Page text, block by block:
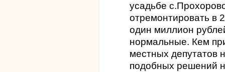
усадьбе
отремонтировать в
один миллион
нормальные. Кем
местных депутатов
подобных решений